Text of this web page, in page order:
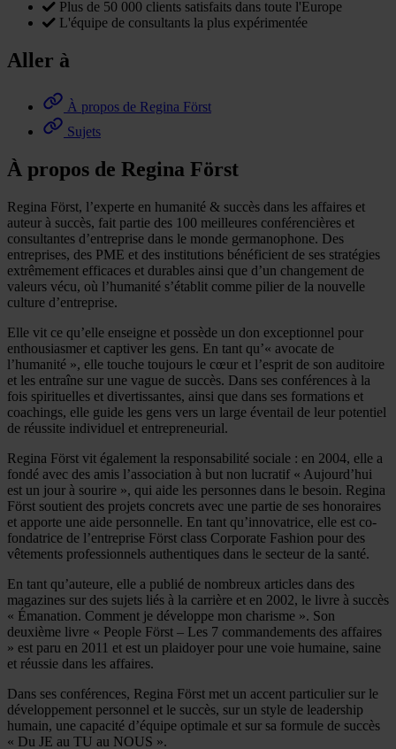
Plus de 50 000 clients satisfaits dans toute l'Europe
L'équipe de consultants la plus expérimentée
Aller à
À propos de Regina Först
Sujets
À propos de Regina Först
Regina Först, l’experte en humanité & succès dans les affaires et
auteur à succès, fait partie des 100 meilleures conférencières et
consultantes d’entreprise dans le monde germanophone. Des
entreprises, des PME et des institutions bénéficient de ses stratégies
extrêmement efficaces et durables ainsi que d’un changement de
valeurs vécu, où l’humanité s’établit comme pilier de la nouvelle
culture d’entreprise.
Elle vit ce qu’elle enseigne et possède un don exceptionnel pour
enthousiasmer et captiver les gens. En tant qu’« avocate de
l’humanité », elle touche toujours le cœur et l’esprit de son auditoire
et les entraîne sur une vague de succès. Dans ses conférences à la
fois spirituelles et divertissantes, ainsi que dans ses formations et
coachings, elle guide les gens vers un large éventail de leur potentiel
de réussite individuel et entrepreneurial.
Regina Först vit également la responsabilité sociale : en 2004, elle a
fondé avec des amis l’association à but non lucratif « Aujourd’hui
est un jour à sourire », qui aide les personnes dans le besoin. Regina
Först soutient des projets concrets avec une partie de ses honoraires
et apporte une aide personnelle. En tant qu’innovatrice, elle est co-
fondatrice de l’entreprise Först class Corporate Fashion pour des
vêtements professionnels authentiques dans le secteur de la santé.
En tant qu’auteure, elle a publié de nombreux articles dans des
magazines sur des sujets liés à la carrière et en 2002, le livre à succès
« Émanation. Comment je développe mon charisme ». Son
deuxième livre « People Först – Les 7 commandements des affaires
» est paru en 2011 et est un plaidoyer pour une voie humaine, saine
et réussie dans les affaires.
Dans ses conférences, Regina Först met un accent particulier sur le
développement personnel et le succès, sur un style de leadership
humain, une capacité d’équipe optimale et sur sa formule de succès
« Du JE au TU au NOUS ».